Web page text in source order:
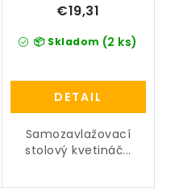
📦 Skladom (2 ks)
€19,31
DETAIL
Samozavlažovací
stolový kvetináč...